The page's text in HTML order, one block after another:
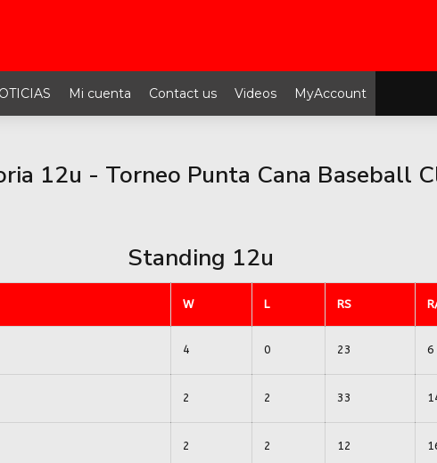
Mi cuenta Contact us Videos MyAccount
12u - Torneo Punta Cana Baseball
Standing 12u
W L RS
4 0 23 6
2 2 33
2 2 12